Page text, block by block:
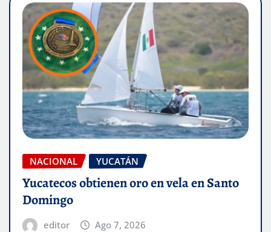
NACIONAL YUCATÁN
Yucatecos obtienen oro en vela en Santo
Domingo
editor Ago 7, 2026